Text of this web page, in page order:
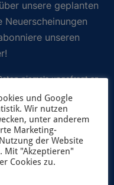
unsere geplanten
unseren
niemals ungefragt an
Newsletterversand
.
und Google
Wir nutzen
unter anderem
Marketing-
der Website
Mit "Akzeptieren"
Cookies zu.